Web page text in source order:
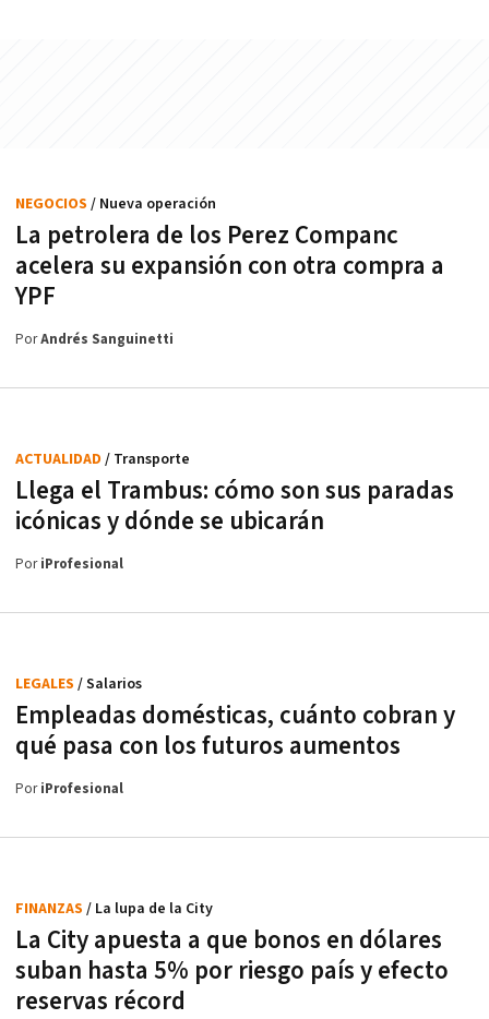
La petrolera de los Perez Companc
acelera su expansión con otra compra a
YPF
NEGOCIOS / Nueva operación
PorAndrés Sanguinetti
Llega el Trambus: cómo son sus paradas
icónicas y dónde se ubicarán
ACTUALIDAD / Transporte
PoriProfesional
Empleadas domésticas, cuánto cobran y
qué pasa con los futuros aumentos
LEGALES / Salarios
PoriProfesional
La City apuesta a que bonos en dólares
suban hasta 5% por riesgo país y efecto
reservas récord
FINANZAS / La lupa de la City